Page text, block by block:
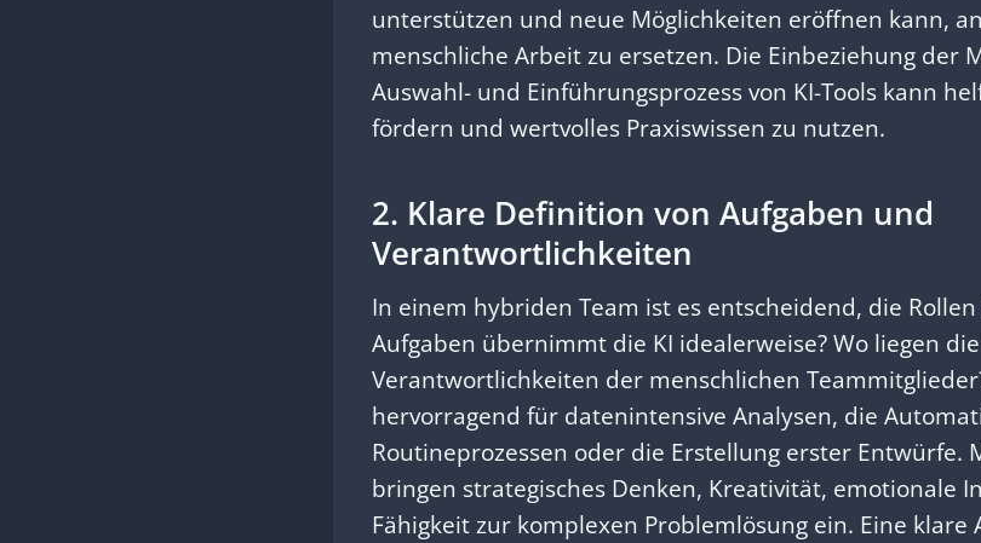
unterstützen und neue Möglichkeiten eröffnen kann,
menschliche Arbeit zu ersetzen. Die Einbeziehung der
Auswahl- und Einführungsprozess von KI-Tools kann
fördern und wertvolles Praxiswissen zu nutzen.
2. Klare Definition von Aufgaben und
Verantwortlichkeiten
In einem hybriden Team ist es entscheidend, die
Aufgaben übernimmt die KI idealerweise? Wo liegen
Verantwortlichkeiten der menschlichen
hervorragend für datenintensive Analysen, die
Routineprozessen oder die Erstellung erster Entwürfe.
bringen strategisches Denken, Kreativität, emotionale
Fähigkeit zur komplexen Problemlösung ein. Eine klare